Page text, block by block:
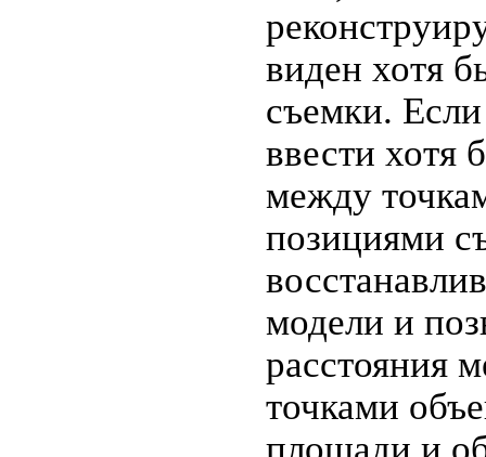
виден хотя
съемки.
ввести хотя
между
позициями
модели и
расстояния
точками